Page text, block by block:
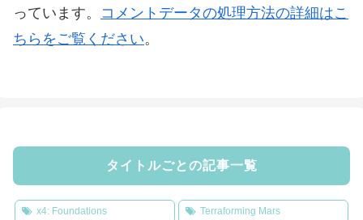
っています。 コメントデータの処理方法の詳細はこ
ちらをご覧ください。
タイトルごとの記事一覧
x4: Foundations Terraforming Mars